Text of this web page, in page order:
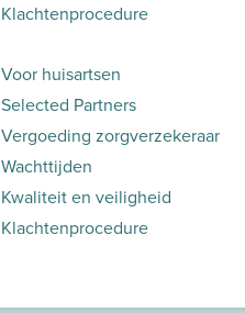
Klachtenprocedure
Voor huisartsen
Selected Partners
Vergoeding zorgverzekeraar
Wachttijden
Kwaliteit en veiligheid
Klachtenprocedure